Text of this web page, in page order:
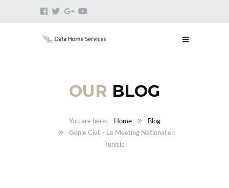
OUR BLOG
Home
Blog
Génie Civil - Le Meeting National en
Tunisie